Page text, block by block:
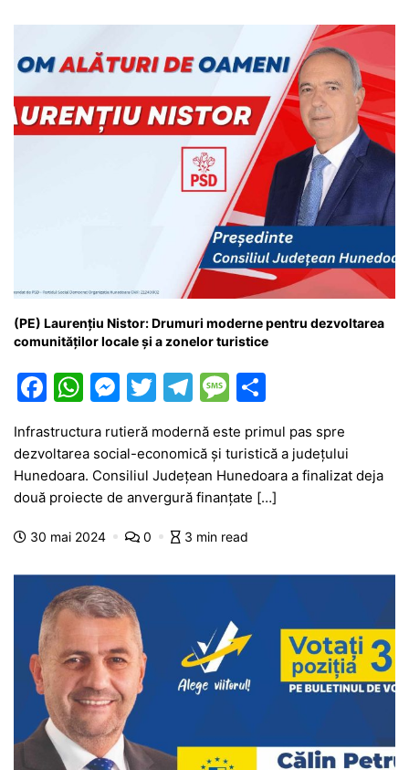
(PE) Laurențiu Nistor: Drumuri moderne pentru dezvoltarea
comunităților locale și a zonelor turistice
F
c
e
b
o
k
W
at
s
A
p
M
s
s
e
n
er
T
itt
er
T
e
gr
a
m
M
s
s
a
g
ta
je
a
Infrastructura rutieră modernă este primul pas spre
dezvoltarea social-economică și turistică a județului
Hunedoara. Consiliul Județean Hunedoara a finalizat deja
două proiecte de anvergură finanțate […]
30 mai 2024 0 3 min read